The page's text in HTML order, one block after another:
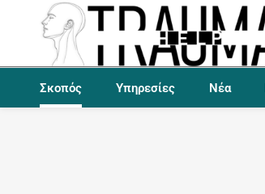
Σκοπός Υπηρεσίες Νέα